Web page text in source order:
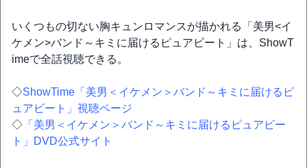
いくつもの切ない胸キュンロマンスが描かれる「美男<イ
ケメン>バンド～キミに届けるピュアビート」は、ShowT
imeで全話視聴できる。
◇ShowTime「美男＜イケメン＞バンド～キミに届けるピ
ュアビート」視聴ページ
◇ 「美男＜イケメン＞バンド～キミに届けるピュアビー
ト」DVD公式サイト